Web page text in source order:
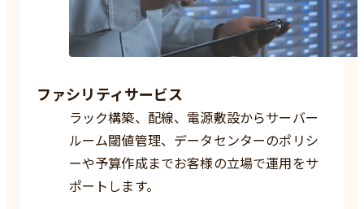
ファシリティサービス
ラック構築、配線、電源敷設からサーバー
ルーム閾値管理、データセンターのポリシ
ーや予算作成までお客様の立場で運用をサ
ポートします。